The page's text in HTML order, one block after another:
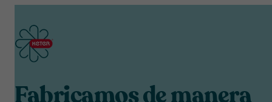
Fabricamos de manera